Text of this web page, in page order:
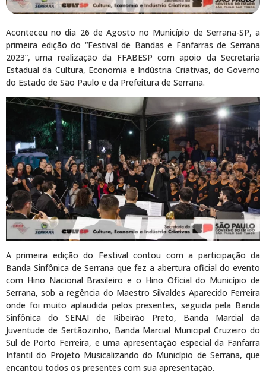
Aconteceu no dia 26 de Agosto no Município de Serrana-SP, a
primeira edição do “Festival de Bandas e Fanfarras de Serrana
2023”, uma realização da FFABESP com apoio da Secretaria
Estadual da Cultura, Economia e Indústria Criativas, do Governo
do Estado de São Paulo e da Prefeitura de Serrana.
A primeira edição do Festival contou com a participação da
Banda Sinfônica de Serrana que fez a abertura oficial do evento
com Hino Nacional Brasileiro e o Hino Oficial do Município de
Serrana, sob a regência do Maestro Silvaldes Aparecido Ferreira
onde foi muito aplaudida pelos presentes, seguida pela Banda
Sinfônica do SENAI de Ribeirão Preto, Banda Marcial da
Juventude de Sertãozinho, Banda Marcial Municipal Cruzeiro do
Sul de Porto Ferreira, e uma apresentação especial da Fanfarra
Infantil do Projeto Musicalizando do Município de Serrana, que
encantou todos os presentes com sua apresentação.